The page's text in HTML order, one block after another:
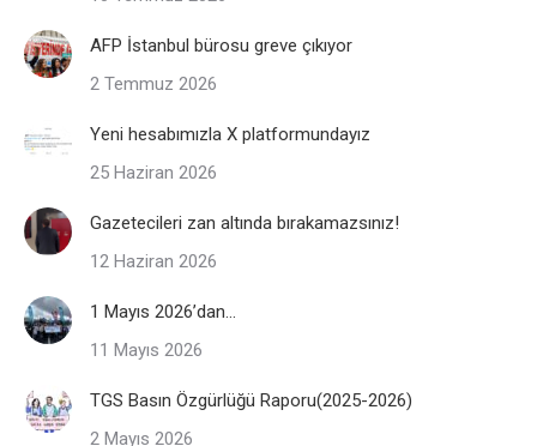
AFP İstanbul bürosu greve çıkıyor
2 Temmuz 2026
Yeni hesabımızla X platformundayız
25 Haziran 2026
Gazetecileri zan altında bırakamazsınız!
12 Haziran 2026
1 Mayıs 2026’dan…
11 Mayıs 2026
TGS Basın Özgürlüğü Raporu(2025-2026)
2 Mayıs 2026